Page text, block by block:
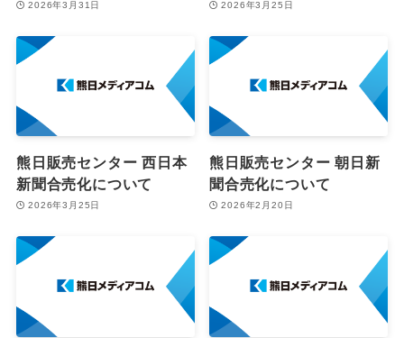
2026年3月31日 2026年3月25日
熊日販売センター 西日本
新聞合売化について
2026年3月25日
熊日販売センター 朝日新
聞合売化について
2026年2月20日